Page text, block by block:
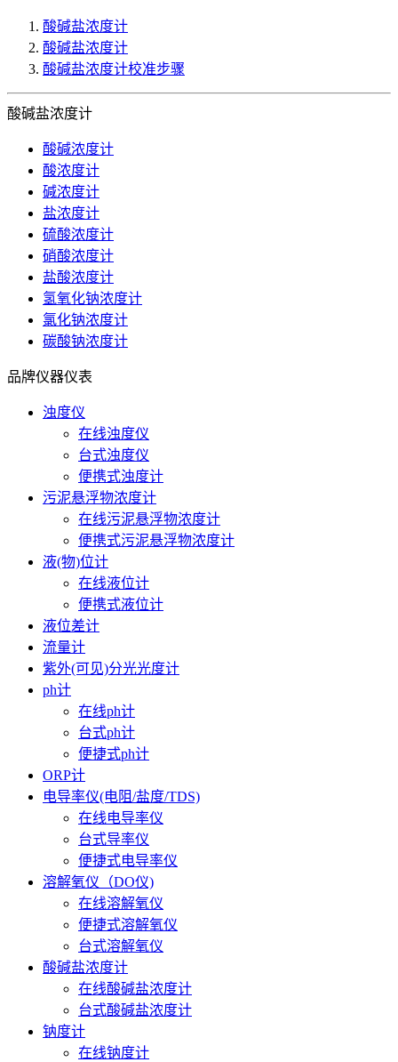
酸碱盐浓度计
酸碱盐浓度计
酸碱盐浓度计校准步骤
酸碱盐浓度计
酸碱浓度计
酸浓度计
碱浓度计
盐浓度计
硫酸浓度计
硝酸浓度计
盐酸浓度计
氢氧化钠浓度计
氯化钠浓度计
碳酸钠浓度计
品牌仪器仪表
浊度仪
在线浊度仪
台式浊度仪
便携式浊度计
污泥悬浮物浓度计
在线污泥悬浮物浓度计
便携式污泥悬浮物浓度计
液(物)位计
在线液位计
便携式液位计
液位差计
流量计
紫外(可见)分光光度计
ph计
在线ph计
台式ph计
便捷式ph计
ORP计
电导率仪(电阻/盐度/TDS)
在线电导率仪
台式导率仪
便捷式电导率仪
溶解氧仪（DO仪)
在线溶解氧仪
便捷式溶解氧仪
台式溶解氧仪
酸碱盐浓度计
在线酸碱盐浓度计
台式酸碱盐浓度计
钠度计
在线钠度计